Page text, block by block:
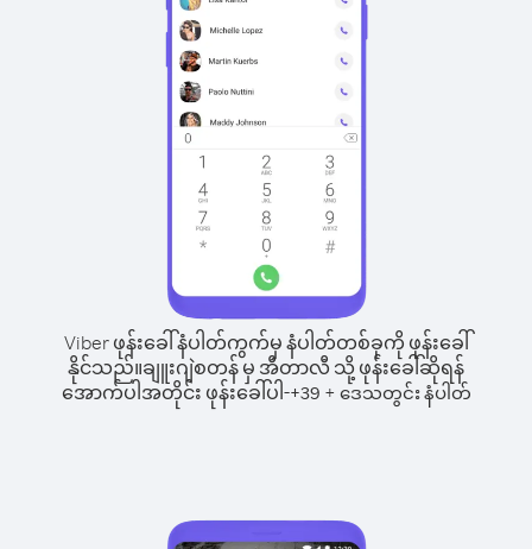
Viber ဖုန်းခေါ်နံပါတ်ကွက်မှ နံပါတ်တစ်ခုကို ဖုန်းခေါ်
နိုင်သည်။ချူးဂျဲစတန် မှ အီတာလီ သို့ ဖုန်းခေါ်ဆိုရန်
အောက်ပါအတိုင်း ဖုန်းခေါ်ပါ-+39 + ဒေသတွင်း နံပါတ်